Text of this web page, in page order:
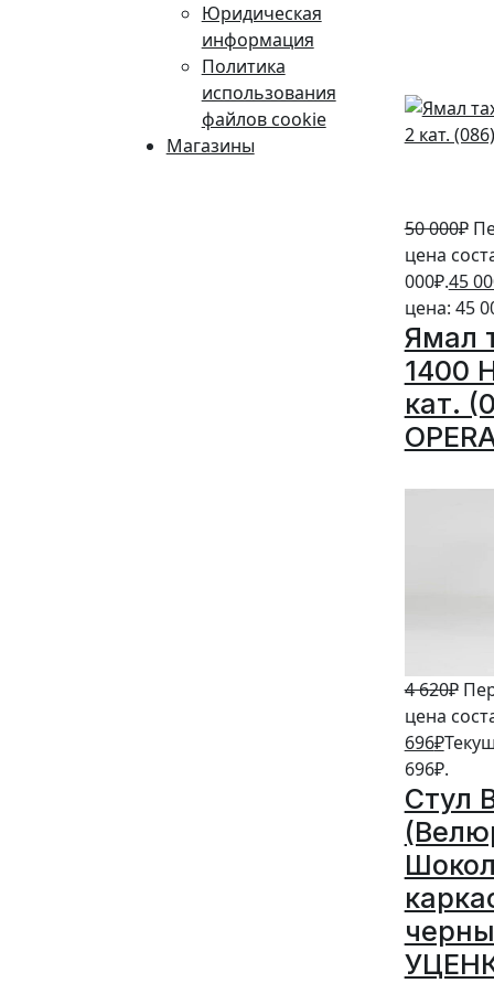
Юридическая
информация
Политика
использования
файлов cookie
Магазины
50 000₽
цена
000₽.45
цена: 45
Ямал
1400
кат.
4 620₽
цена
696₽
696₽.
Стул